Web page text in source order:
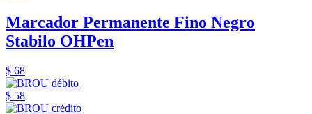
Marcador Permanente Fino Negro
Stabilo OHPen
$ 68
$ 58